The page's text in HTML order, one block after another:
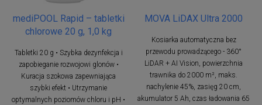
mediPOOL Rapid – tabletki
chlorowe 20 g, 1,0 kg
Tabletki 20 g • Szybka dezynfekcja i
zapobieganie rozwojowi glonów •
Kuracja szokowa zapewniająca
szybki efekt • Utrzymanie
optymalnych poziomów chloru i pH •
MOVA LiDAX Ultra 2000
Kosiarka automatyczna bez
przewodu prowadzącego - 360°
LiDAR + AI Vision, powierzchnia
trawnika do 2000 m², maks.
nachylenie 45%, zasięg 20 cm,
akumulator 5 Ah, czas ładowania 65